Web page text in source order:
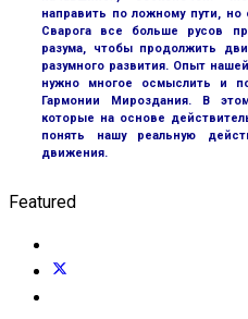
направить по ложному пути,
Сварога все больше русов
разума, чтобы продолжить
разумного развития. Опыт
нужно многое осмыслить и
Гармонии Мироздания. В
которые на основе
понять нашу реальную
движения.
Featured